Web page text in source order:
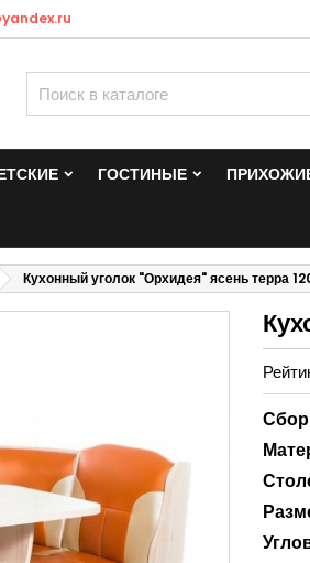
ГОСТИНЫЕ
Кухонный уголок "Орхидея" ясень терра